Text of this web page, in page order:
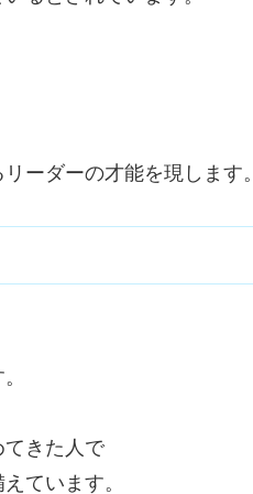
ーダーの才能を現します。
てきた人で
ています。